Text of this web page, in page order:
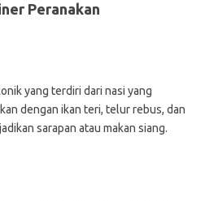
Peranakan
yang terdiri dari nasi yang
dengan ikan teri, telur rebus, dan
sarapan atau makan siang.